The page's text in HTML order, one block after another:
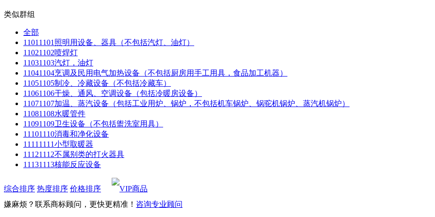
类似群组
全部
1101 1101照明用设备、器具（不包括汽灯、油灯）
11021102喷焊灯
11031103汽灯，油灯
11041104烹调及民用电气加热设备（不包括厨房用手工用具，食品加工机器）
11051105制冷、冷藏设备（不包括冷藏车）
11061106干燥、通风、空调设备（包括冷暖房设备）
11071107加温、蒸汽设备（包括工业用炉、锅炉，不包括机车锅炉、锅驼机锅炉、蒸汽机锅炉）
11081108水暖管件
11091109卫生设备（不包括盥洗室用具）
11101110消毒和净化设备
1111 1111小型取暖器
11121112不属别类的打火器具
11131113核能反应设备
综合排序 热度排序 价格排序
嫌麻烦？联系商标顾问，更快更精准！ 咨询专业顾问